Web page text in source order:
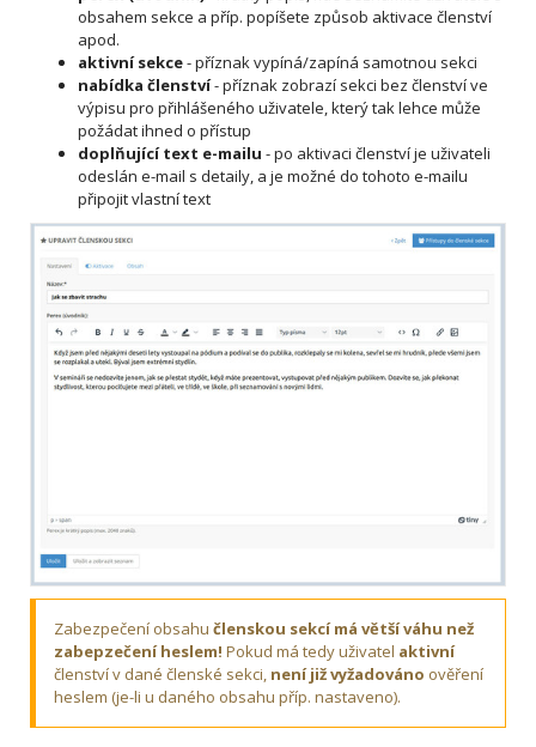
obsahem sekce a příp. popíšete způsob aktivace členství
apod.
aktivní sekce- příznak vypíná/zapíná samotnou sekci
nabídka členství- příznak zobrazí sekci bez členství ve
výpisu pro přihlášeného uživatele, který tak lehce může
požádat ihned o přístup
doplňující text e-mailu - po aktivaci členství je uživateli
odeslán e-mail s detaily, a je možné do tohoto e-mailu
připojit vlastní text
Zabezpečení obsahu členskou sekcí má větší váhu než
zabepzečení heslem! Pokud má tedy uživatel aktivní
členství v dané členské sekci, není již vyžadováno ověření
heslem (je-li u daného obsahu příp. nastaveno).